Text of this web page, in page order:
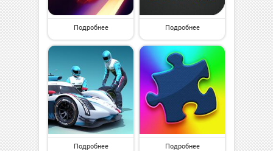
Подробнее Подробнее
Подробнее Подробнее